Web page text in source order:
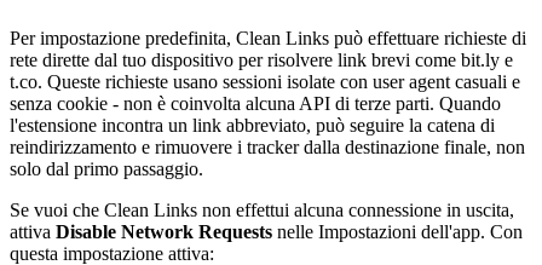
Per impostazione predefinita, Clean Links può effettuare richieste di
rete dirette dal tuo dispositivo per risolvere link brevi come bit.ly e
t.co. Queste richieste usano sessioni isolate con user agent casuali e
senza cookie - non è coinvolta alcuna API di terze parti. Quando
l'estensione incontra un link abbreviato, può seguire la catena di
reindirizzamento e rimuovere i tracker dalla destinazione finale, non
solo dal primo passaggio.
Se vuoi che Clean Links non effettui alcuna connessione in uscita,
attiva Disable Network Requests nelle Impostazioni dell'app. Con
questa impostazione attiva: